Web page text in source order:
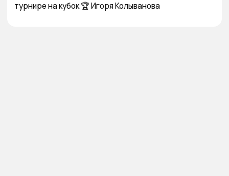
турнире на кубок 🏆 Игоря Колыванова